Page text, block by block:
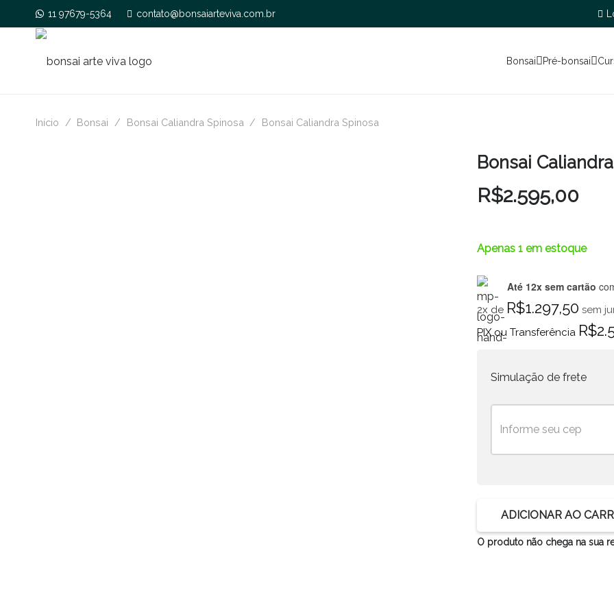
11 97679-5364 contato@bonsaiarteviva.com.br
Bonsai Pré-bonsai
Início / Bonsai / Bonsai Caliandra Spinosa / Bonsai Caliandra Spinosa
Bonsai
R$2.595,00
Apenas 1 em estoque
Até 12x sem cartão
2x de R$1.297,50 sem
PIX ou Transferência R$
Simulação de frete
ADICIONAR AO
O produto não chega na sua